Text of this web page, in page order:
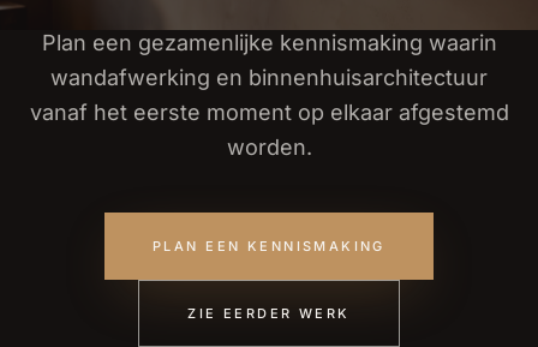
Plan een gezamenlijke kennismaking waarin
wandafwerking en binnenhuisarchitectuur
vanaf het eerste moment op elkaar afgestemd
worden.
PLAN EEN KENNISMAKING
ZIE EERDER WERK